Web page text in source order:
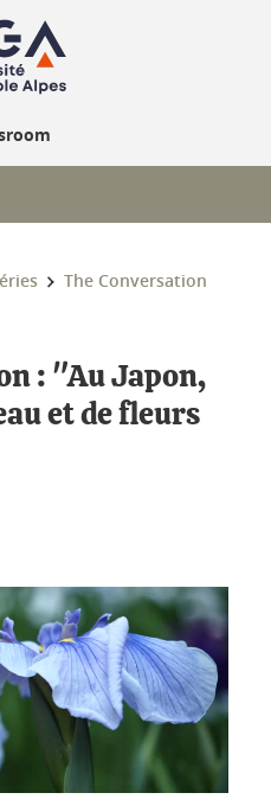
The Conversation
: "Au Japon,
et de fleurs